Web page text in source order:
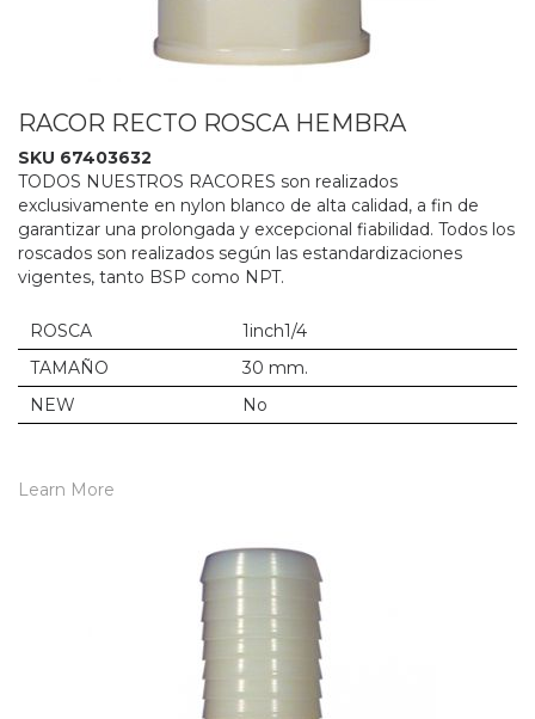
RACOR RECTO ROSCA HEMBRA
SKU 67403632
TODOS NUESTROS RACORES son realizados
exclusivamente en nylon blanco de alta calidad, a fin de
garantizar una prolongada y excepcional fiabilidad. Todos los
roscados son realizados según las estandardizaciones
vigentes, tanto BSP como NPT.
ROSCA
1inch1/4
TAMAÑO
30 mm.
NEW
No
Learn More